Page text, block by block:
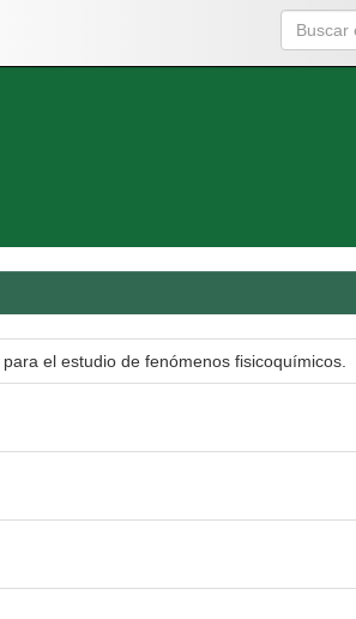
el estudio de fenómenos fisicoquímicos.